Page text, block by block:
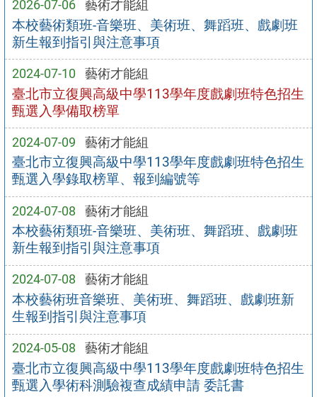
2026-07-06 藝術才能組
本校藝術類班-音樂班、美術班、舞蹈班、戲劇班
新生報到指引與注意事項
2024-07-10 藝術才能組
臺北市立復興高級中學113學年度戲劇班特色招生
甄選入學備取榜單
2024-07-09 藝術才能組
臺北市立復興高級中學113學年度戲劇班特色招生
甄選入學錄取榜單、報到編號等
2024-07-08 藝術才能組
本校藝術類班-音樂班、美術班、舞蹈班、戲劇班
新生報到指引與注意事項
2024-07-08 藝術才能組
本校藝術班音樂班、美術班、舞蹈班、戲劇班新
生報到指引與注意事項
2024-05-08 藝術才能組
臺北市立復興高級中學113學年度戲劇班特色招生
甄選入學術科測驗複查成績申請 委託書